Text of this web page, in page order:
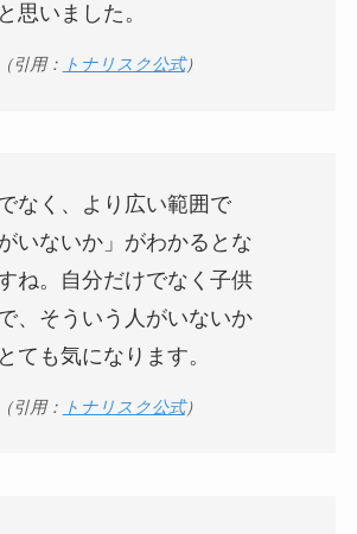
思いました。
引用： トナリスク公式）
なく、より広い範囲で
いないか」がわかるとな
ね。自分だけでなく子供
、そういう人がいないか
ても気になります。
引用： トナリスク公式）